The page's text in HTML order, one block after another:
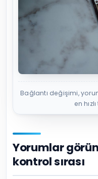
Bağlantı değişimi,
en
Yorumlar
kontrol sırası